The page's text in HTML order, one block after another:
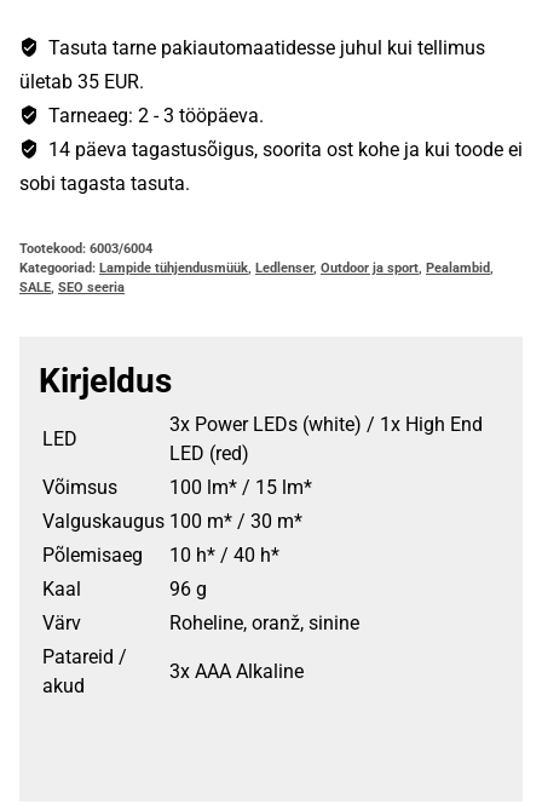
Tasuta tarne pakiautomaatidesse juhul kui tellimus
ületab 35 EUR.
Tarneaeg: 2 - 3 tööpäeva.
14 päeva tagastusõigus, soorita ost kohe ja kui toode ei
sobi tagasta tasuta.
Tootekood: 6003/6004
Kategooriad: Lampide tühjendusmüük, Ledlenser, Outdoor ja sport, Pealambid,
SALE, SEO seeria
Kirjeldus
LED
3x Power LEDs (white) / 1x High End
LED (red)
Võimsus
100 lm* / 15 lm*
Valguskaugus 100 m* / 30 m*
Põlemisaeg
10 h* / 40 h*
Kaal
96 g
Värv
Roheline, oranž, sinine
Patareid /
akud
3x AAA Alkaline